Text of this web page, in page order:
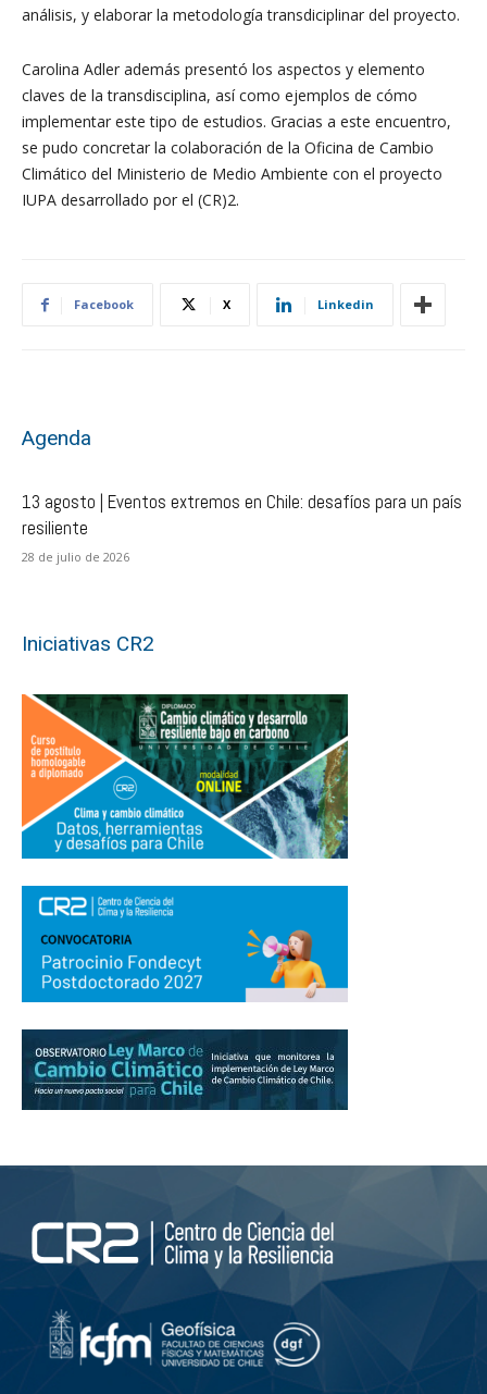
análisis, y elaborar la metodología transdiciplinar del proyecto.
Carolina Adler además presentó los aspectos y elemento
claves de la transdisciplina, así como ejemplos de cómo
implementar este tipo de estudios. Gracias a este encuentro,
se pudo concretar la colaboración de la Oficina de Cambio
Climático del Ministerio de Medio Ambiente con el proyecto
IUPA desarrollado por el (CR)2.
Facebook X Linkedin
Agenda
13 agosto | Eventos extremos en Chile: desafíos para un país
resiliente
28 de julio de 2026
Iniciativas CR2